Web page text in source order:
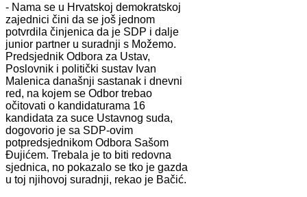
- Nama se u Hrvatskoj demokratskoj
zajednici čini da se još jednom
potvrdila činjenica da je SDP i dalje
junior partner u suradnji s Možemo.
Predsjednik Odbora za Ustav,
Poslovnik i politički sustav Ivan
Malenica današnji sastanak i dnevni
red, na kojem se Odbor trebao
očitovati o kandidaturama 16
kandidata za suce Ustavnog suda,
dogovorio je sa SDP-ovim
potpredsjednikom Odbora Sašom
Đujićem. Trebala je to biti redovna
sjednica, no pokazalo se tko je gazda
u toj njihovoj suradnji, rekao je Bačić.